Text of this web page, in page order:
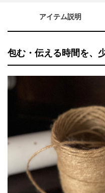
アイテム説明
包む・伝える時間を、